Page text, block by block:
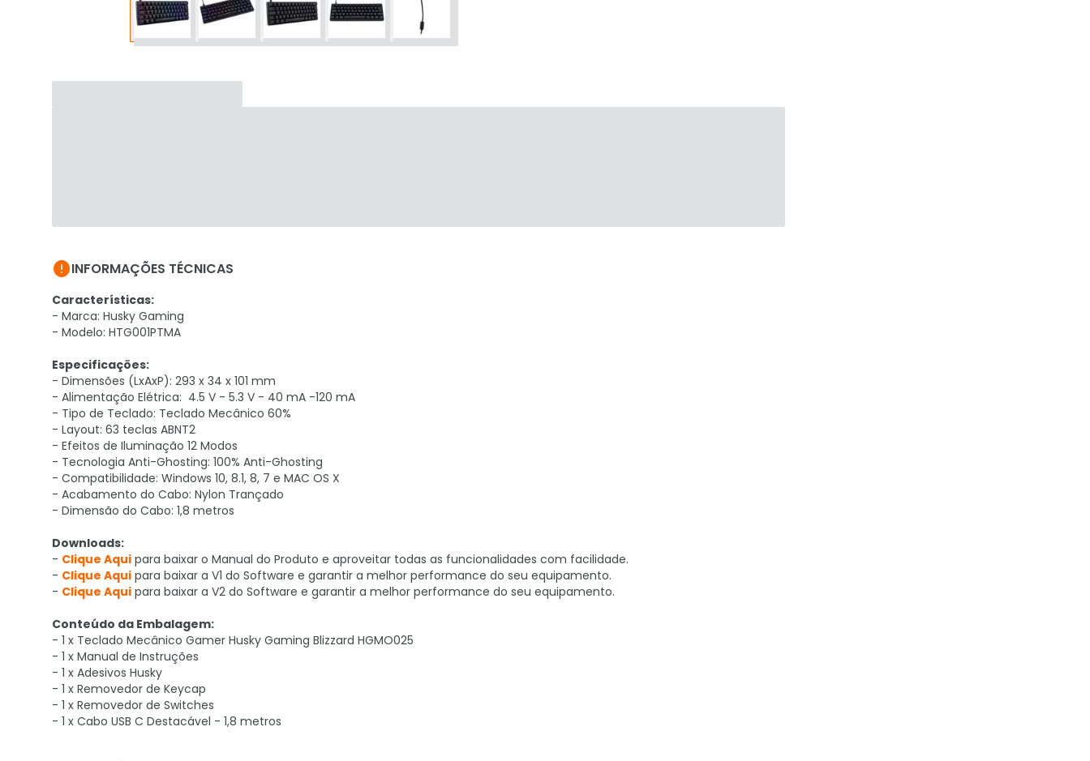
INFORMAÇÕES TÉCNICAS
Características:
- Marca: Husky Gaming
- Modelo: HTG001PTMA
Especificações:
- Dimensões (LxAxP): 293 x 34 x 101 mm
- Alimentação Elétrica: 4.5 V - 5.3 V - 40 mA -120 mA
- Tipo de Teclado: Teclado Mecânico 60%
- Layout: 63 teclas ABNT2
- Efeitos de Iluminação 12 Modos
- Tecnologia Anti-Ghosting: 100% Anti-Ghosting
- Compatibilidade: Windows 10, 8.1, 8, 7 e MAC OS X
- Acabamento do Cabo: Nylon Trançado
- Dimensão do Cabo: 1,8 metros
Downloads:
- Clique Aqui para baixar o Manual do Produto e aproveitar todas as funcionalidades com facilidade.
- Clique Aqui para baixar a V1 do Software e garantir a melhor performance do seu equipamento.
- Clique Aqui para baixar a V2 do Software e garantir a melhor performance do seu equipamento.
Conteúdo da Embalagem:
- 1 x Teclado Mecânico Gamer Husky Gaming Blizzard HGMO025
- 1 x Manual de Instruções
- 1 x Adesivos Husky
- 1 x Removedor de Keycap
- 1 x Removedor de Switches
- 1 x Cabo USB C Destacável - 1,8 metros